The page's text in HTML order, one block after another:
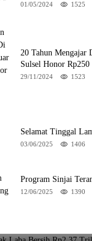
01/05/2024 1525
20 Tahun Mengajar
Sulsel Honor Rp250
29/11/2024 1523
Selamat Tinggal
03/06/2025 1406
Program Sinjai
12/06/2025 1390
Laba Bersih Rp2,37